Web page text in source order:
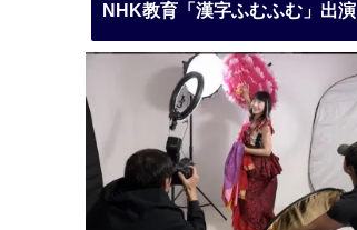
NHK教育「漢字ふむふむ」出演